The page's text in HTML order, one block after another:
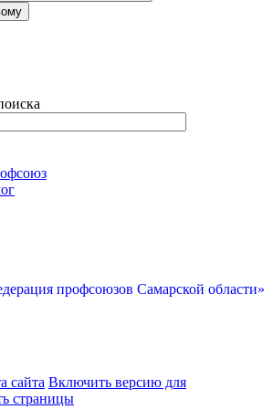
профсоюзов Самарской области»
сайта Включить версию для
страницы